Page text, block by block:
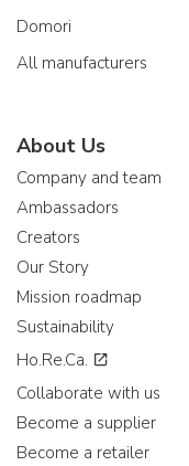
Domori
All manufacturers
About Us
Company and team
Ambassadors
Creators
Our Story
Mission roadmap
Sustainability
Ho.Re.Ca.
Collaborate with us
Become a supplier
Become a retailer